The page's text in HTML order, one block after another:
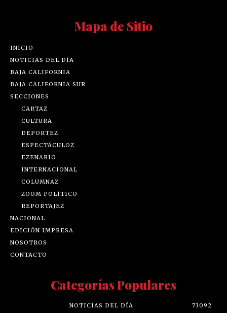
Mapa de Sitio
INICIO
NOTICIAS DEL DÍA
BAJA CALIFORNIA
BAJA CALIFORNIA SUR
SECCIONES
CARTAZ
CULTURA
DEPORTEZ
ESPECTÁCULOZ
EZENARIO
INTERNACIONAL
COLUMNAZ
ZOOM POLÍTICO
REPORTAJEZ
NACIONAL
EDICIÓN IMPRESA
NOSOTROS
CONTACTO
Categorías Populares
NOTICIAS DEL DÍA
73092